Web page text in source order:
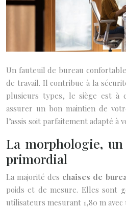
Un fauteuil de bureau
de travail. Il contribue à la
plusieurs types, le siège est à
assurer un bon maintien de
l’assis soit parfaitement adapté à
La morphologie,
primordial
La majorité des chaises de
poids et de mesure. Elles sont
utilisateurs mesurant 1,80 m avec